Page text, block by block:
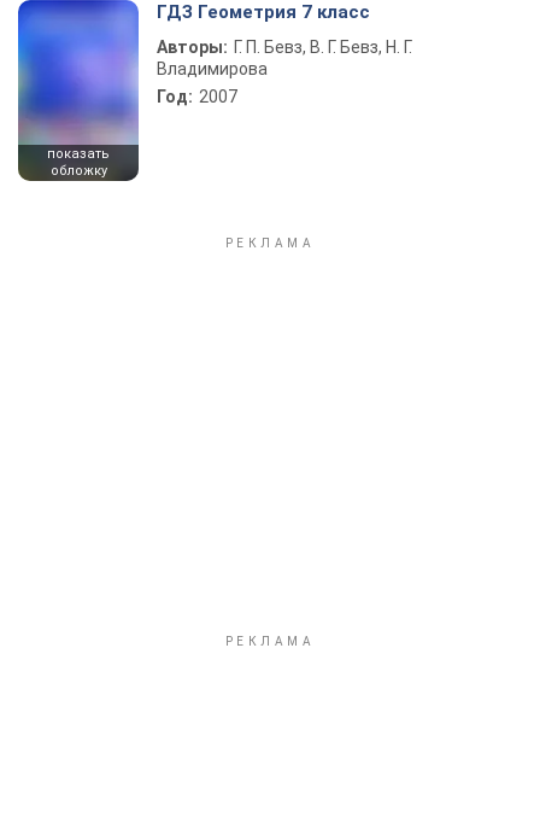
показать
обложку
ГДЗ Геометрия 7 класс
Авторы: Г. П. Бевз, В. Г. Бевз, Н. Г.
Владимирова
Год: 2007